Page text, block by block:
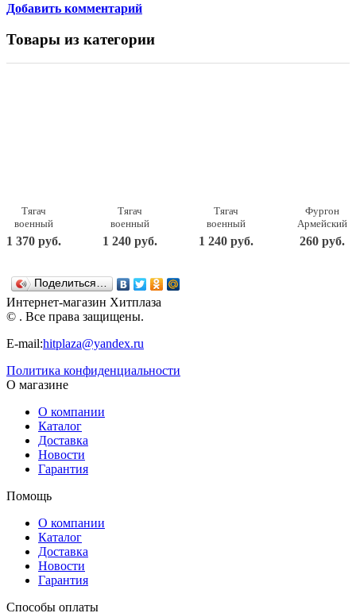
Добавить комментарий
Товары из категории
Тягач
военный
Щит с
вертолетом
см. Н-256
Нордпласт
1 370 руб.
Тягач
военный
Щит с
танком
см. Н-258
Нордпласт
1 240 руб.
Тягач
военный
Щит с
кунгом
1 240 руб.
Фургон
Армейский
238
260 руб.
Поделиться…
Интернет-магазин Хитплаза
© . Все права защищены.
E-mail:hitplaza@yandex.ru
Политика конфиденциальности
О магазине
О компании
Каталог
Доставка
Новости
Гарантия
Помощь
О компании
Каталог
Доставка
Новости
Гарантия
Способы оплаты